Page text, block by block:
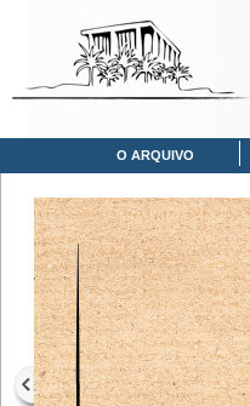
O ARQUIVO